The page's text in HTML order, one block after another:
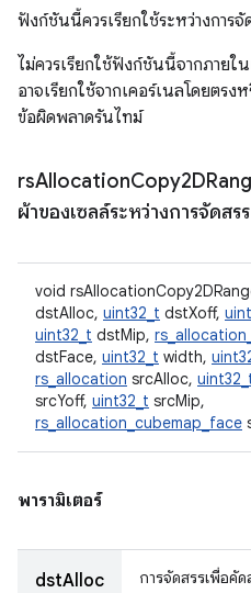
ฟังก์ชันนี้ควรเรียกใช้ระหว่างการจั
ไม่ควรเรียกใช้ฟังก์ชันนี้จากภาย
อาจเรียกใช้จากเคอร์เนลโดยตร
ข้อผิดพลาดรันไทม์
rsAllocation
ผ้าของเซลล์ระหว่างการจัดสรร
void
dstAlloc, uint32_t dstXoff,
uint32_t dstMip,
dstFace, uint32_t width,
rs_allocation srcAlloc,
srcYoff, uint32_t srcMip,
rs_allocation_cubemap_face
พารามิเตอร์
dstAlloc การจัดสรรเพื่อคั